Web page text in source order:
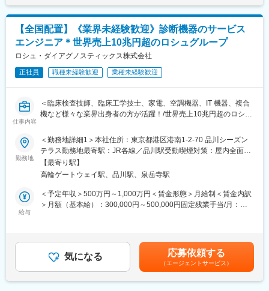
【キャリアアップ】
最短半年～1年で店長へ（店舗責任者／プレイングマネージャー）
店長年収：1,000万～2,000万円超の実績あり
インセンティブ：年3回（売上の14～20%）
【やりがい】
・イベント終わりに感謝の品（お花・果物）が届くことも！
・仲間と一緒に売場をつくり、成果を分かち合える
変更の範囲：会社の定める業務
■取扱う医療機器
MRI装置、CT装置、X線撮影装置、超音波診断装置、骨密度測定
装置等
■主なお客様
病院、クリニック等の医療機関
■業務の魅力：
お客様が満足する製品・サービス・ソリューションを提供するこ
ることができます。
■教育制度：
千葉県柏市にある研修施設でサービスエンジニアとしての研修実
ルムグループの学び支援を利用したEラーニング受講が可能です。
その他、状況に応じて各種研修もございます。
【全国配置】《業界未経験歓迎》診断機器のサービス
エンジニア＊世界売上10兆円超のロシュグループ
ロシュ・ダイアグノスティックス株式会社
正社員 職種未経験歓迎 業種未経験歓迎
仕事内容
＜臨床検査技師、臨床工学技士、家電、空調機器、IT 機器、複合
機など様々な業界出身者の方が活躍！/世界売上10兆円超のロシュ
業20時間/夜間呼び出しほとんどなし/直行直属/研修体制充実＞
■求人概要：
フィールドサービスエンジニア職として、当社製品の新規据付、
保守点検をお任せいたします。コロナ禍以降、医療や検査の意義
が更に高まりニーズが増加する中での増員採用となります。社会
貢献、顧客への価値向上意識が高く、自身の専門性を高めたい方
・当社検査機器の新規据付
・ユーザー（臨床検査技師）に対する機器の操作説明
勤務地
＜勤務地詳細1＞本社住所：東京都港区港南1-2-70 品川シーズン
テラス勤務地最寄駅：JR各線／品川駅受動喫煙対策：屋内全面禁
煙＜勤務地詳細2＞全国（エリア確約不可）住所：全国いずれかの
配属となります。 受動喫煙対策：敷地内喫煙可能場所あり変更の
【最寄り駅】
高輪ゲートウェイ駅、品川駅、泉岳寺駅
給与
＜予定年収＞500万円～1,000万円＜賃金形態＞月給制＜賃金内訳
＞月額（基本給）：300,000円～500,000円固定残業手当/月：
でのご経験に応じ、決定します。賃金はあくまでも目安の金額で
あり、選考を通じて上下する可能性があります。月給(月額)は固定
手当を含めた表記です。
気になる 応募依頼する
（エージェントサービス）